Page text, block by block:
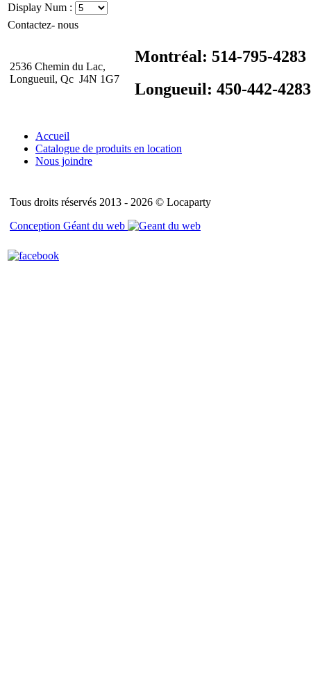
Display Num :
Contactez- nous
2536 Chemin du Lac,
Longueuil, Qc J4N 1G7
Montréal: 514-795-4283
Longueuil: 450-442-4283
Accueil
Catalogue de produits en location
Nous joindre
Tous droits réservés 2013 - 2026 © Locaparty
Conception Géant du web